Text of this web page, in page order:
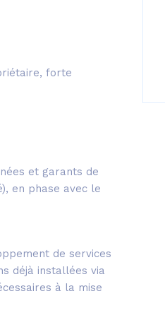
forte
et garants de
en phase avec le
de services
déjà installées via
à la mise